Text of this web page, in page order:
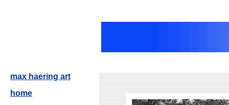
max haering art
home